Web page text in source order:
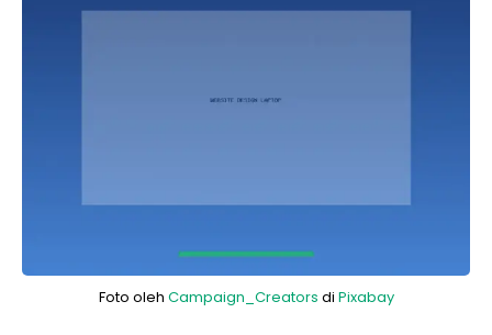
Foto oleh Campaign_Creators di Pixabay